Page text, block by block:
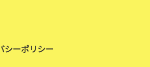
シーポリシー